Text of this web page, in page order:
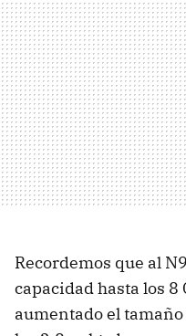
Recordemos que al
capacidad hasta los 8
aumentado el